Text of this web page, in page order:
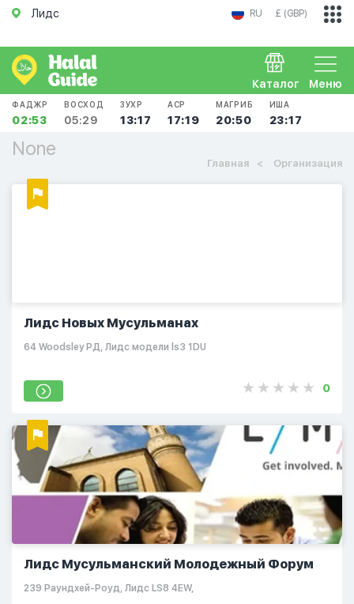
Лидс RU £ (GBP)
Меню
Каталог
ФАДЖР
02:53
ВОСХОД
05:29
ЗУХР
13:17
АСР
17:19
МАГРИБ
20:50
ИША
23:17
None
Главная Организация
Лидс Новых Мусульманах
64 Woodsley РД, Лидс модели ls3 1DU
0
Лидс Мусульманский Молодежный Форум
239 Раундхей-Роуд, Лидс LS8 4EW,